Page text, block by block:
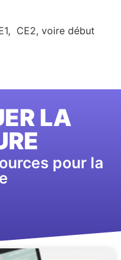
CE2, voire début
LA
pour la